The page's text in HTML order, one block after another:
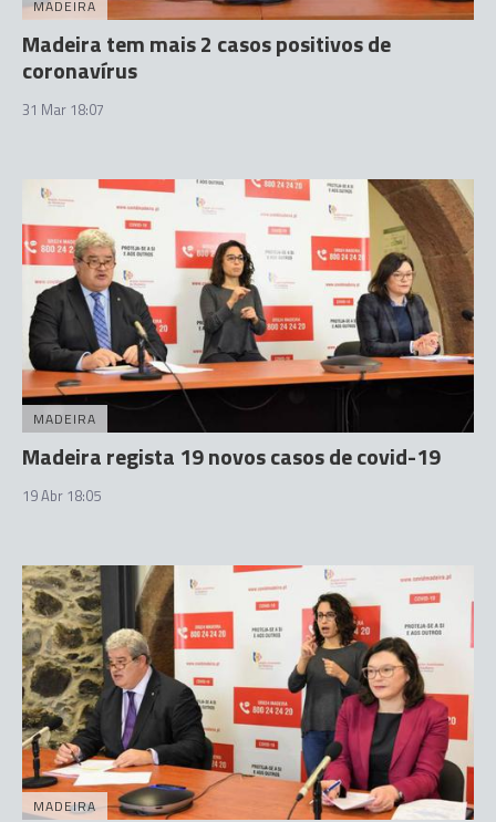
MADEIRA
Madeira tem mais 2 casos positivos de
coronavírus
31 Mar 18:07
MADEIRA
Madeira regista 19 novos casos de covid-19
19 Abr 18:05
MADEIRA